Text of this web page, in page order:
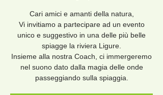
Cari amici e amanti della natura,
Vi invitiamo a partecipare ad un evento
unico e suggestivo in una delle più belle
spiagge la riviera Ligure.
Insieme alla nostra Coach, ci immergeremo
nel suono dato dalla magia delle onde
passeggiando sulla spiaggia.